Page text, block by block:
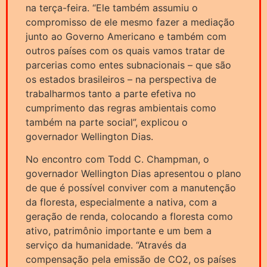
na terça-feira. “Ele também assumiu o
compromisso de ele mesmo fazer a mediação
junto ao Governo Americano e também com
outros países com os quais vamos tratar de
parcerias como entes subnacionais – que são
os estados brasileiros – na perspectiva de
trabalharmos tanto a parte efetiva no
cumprimento das regras ambientais como
também na parte social”, explicou o
governador Wellington Dias.
No encontro com Todd C. Champman, o
governador Wellington Dias apresentou o plano
de que é possível conviver com a manutenção
da floresta, especialmente a nativa, com a
geração de renda, colocando a floresta como
ativo, patrimônio importante e um bem a
serviço da humanidade. “Através da
compensação pela emissão de CO2, os países